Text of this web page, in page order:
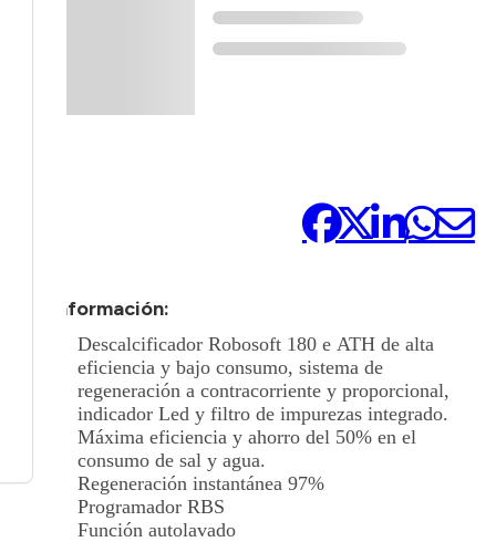
+ Información:
Descalcificador Robosoft 180 e ATH de alta
eficiencia y bajo consumo, sistema de
regeneración a contracorriente y proporcional,
indicador Led y filtro de impurezas integrado.
Máxima eficiencia y ahorro del 50% en el
consumo de sal y agua.
Regeneración instantánea 97%
Programador RBS
Función autolavado